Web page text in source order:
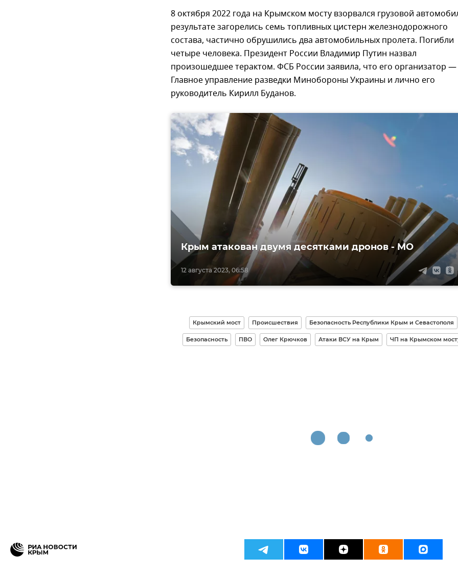
8 октября 2022 года на Крымском мосту взорвался грузовой
результате загорелись семь топливных цистерн железнодорожного
состава, частично обрушились два автомобильных пролета. Погибли
четыре человека. Президент России Владимир Путин назвал
произошедшее терактом. ФСБ России заявила, что его организатор —
Главное управление разведки Минобороны Украины и лично его
руководитель Кирилл Буданов.
12 августа 2023, 06:58
Крым атакован двумя десятками дронов - МО
Крымский мост Происшествия Безопасность Республики Крым и Севастополя
Безопасность ПВО Олег Крючков Атаки ВСУ на Крым ЧП на Крымском